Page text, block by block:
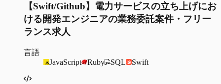
【Swift/Github】電力サービスの立ち上げにお
ける開発エンジニアの業務委託案件・フリー
ランス求人
言語
JavaScript
Ruby SQL Swift